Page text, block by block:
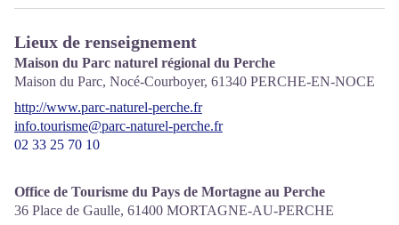
Lieux de renseignement
Maison du Parc naturel régional du Perche
Maison du Parc, Nocé-Courboyer, 61340 PERCHE-EN-NOCE
http://www.parc-naturel-perche.fr
info.tourisme@parc-naturel-perche.fr
02 33 25 70 10
Office de Tourisme du Pays de Mortagne au Perche
36 Place de Gaulle, 61400 MORTAGNE-AU-PERCHE